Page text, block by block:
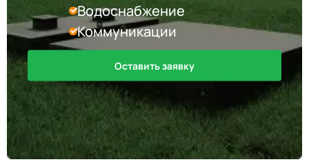
Водоснабжение
Коммуникации
Оставить заявку